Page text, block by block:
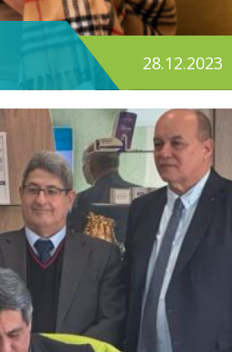
28.12.2023